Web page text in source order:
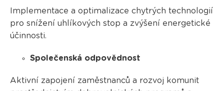
Implementace a optimalizace chytrých technologií
pro snížení uhlíkových stop a zvýšení energetické
účinnosti.
Společenská odpovědnost
Aktivní zapojení zaměstnanců a rozvoj komunit